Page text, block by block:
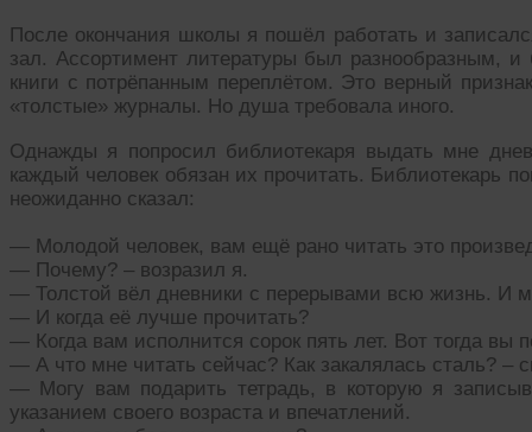
После окончания школы я пошёл работать и
зал. Ассортимент литературы был разнообразным, и
книги с потрёпанным переплётом. Это верный
«толстые» журналы. Но душа требовала иного.
Однажды я попросил библиотекаря выдать мне
каждый человек обязан их прочитать. Библиотекарь
неожиданно сказал:
— Молодой человек, вам ещё рано читать это
— Почему? – возразил я.
— Толстой вёл дневники с перерывами всю жизнь. И
— И когда её лучше прочитать?
— Когда вам исполнится сорок пять лет. Вот тогда вы
— А что мне читать сейчас? Как закалялась сталь? –
— Могу вам подарить тетрадь, в которую я
указанием своего возраста и впечатлений.